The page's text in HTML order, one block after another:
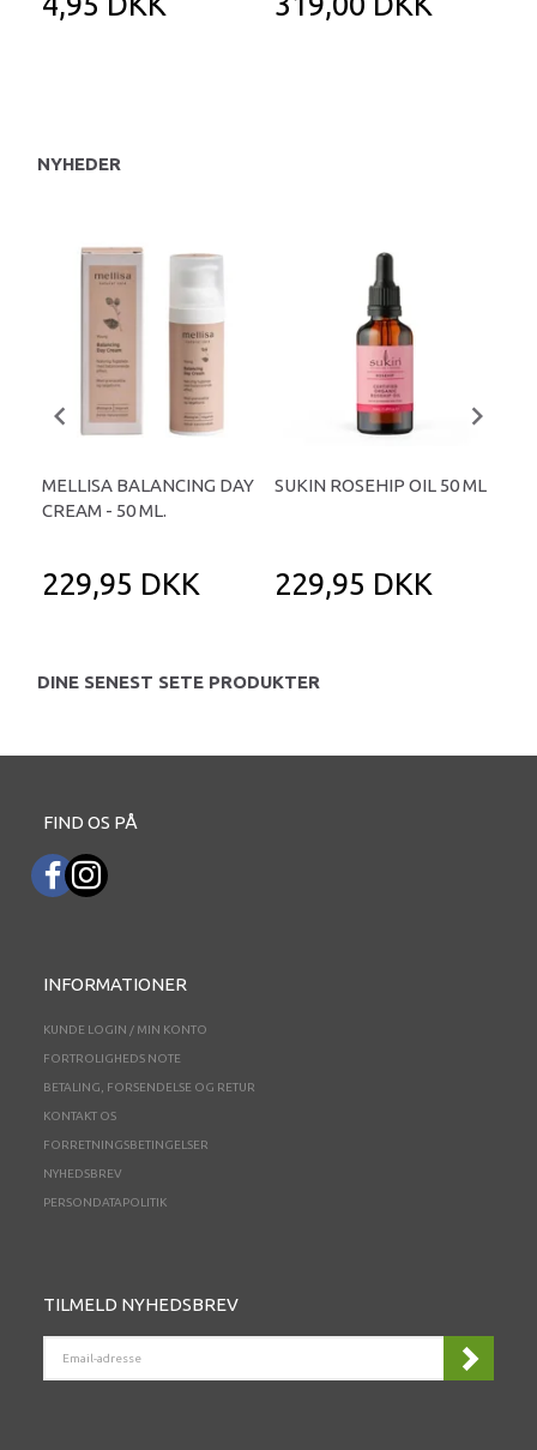
NYHEDER
MELLISA BALANCING DAY
CREAM - 50 ML.
229,95 DKK
SUKIN ROSEHIP OIL 50 ML
229,95 DKK
DINE SENEST SETE PRODUKTER
FIND OS PÅ
INFORMATIONER
KUNDE LOGIN / MIN KONTO
FORTROLIGHEDS NOTE
BETALING, FORSENDELSE OG RETUR
KONTAKT OS
FORRETNINGSBETINGELSER
NYHEDSBREV
PERSONDATAPOLITIK
TILMELD NYHEDSBREV
ADRESSE